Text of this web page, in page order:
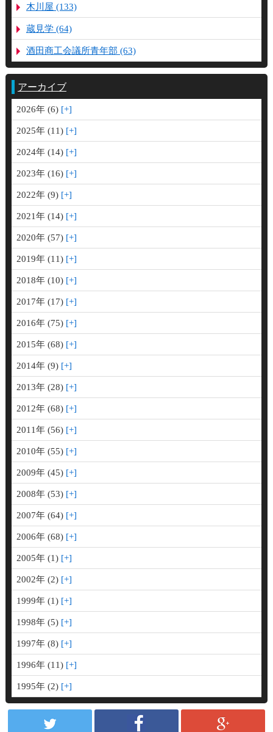
木川屋 (133)
蔵見学 (64)
酒田商工会議所青年部 (63)
アーカイブ
2026年 (6)
2025年 (11)
2024年 (14)
2023年 (16)
2022年 (9)
2021年 (14)
2020年 (57)
2019年 (11)
2018年 (10)
2017年 (17)
2016年 (75)
2015年 (68)
2014年 (9)
2013年 (28)
2012年 (68)
2011年 (56)
2010年 (55)
2009年 (45)
2008年 (53)
2007年 (64)
2006年 (68)
2005年 (1)
2002年 (2)
1999年 (1)
1998年 (5)
1997年 (8)
1996年 (11)
1995年 (2)